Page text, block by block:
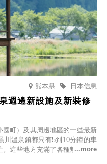
熊本県 日本信息
週邊新設施及新裝修
町）及其周邊地區的一些最新
川溫泉鎮都只有5到10分鐘的車
這些地方充滿了各種魅力，包